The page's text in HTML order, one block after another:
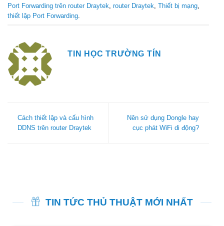
Port Forwarding trên router Draytek router Draytek Thiết bị mạng
thiết lập Port Forwarding
TIN HỌC TRƯỜNG TÍN
Cách thiết lập và cấu hình
DDNS trên router Draytek
Nên sử dụng Dongle hay
cục phát WiFi di động?
TIN TỨC THỦ THUẬT MỚI NHẤT